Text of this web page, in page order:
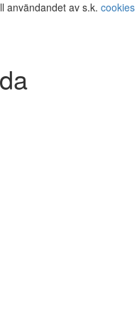
användandet av s.k. cookies